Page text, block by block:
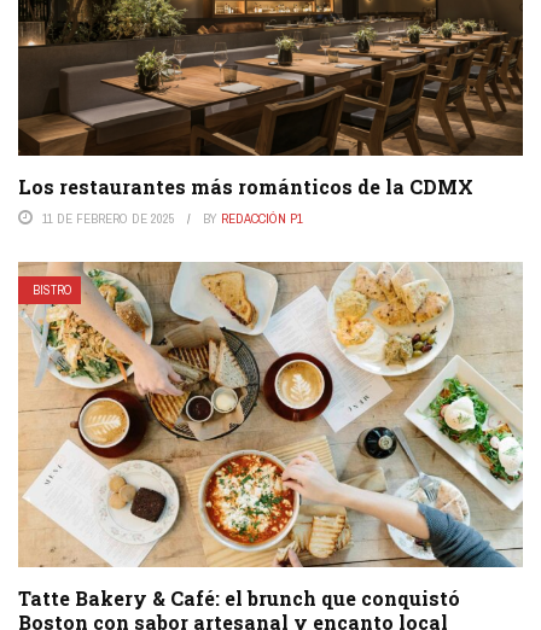
Los restaurantes más románticos de la CDMX
11 DE FEBRERO DE 2025 BY REDACCIÓN P1
BISTRO
Tatte Bakery & Café: el brunch que conquistó
Boston con sabor artesanal y encanto local